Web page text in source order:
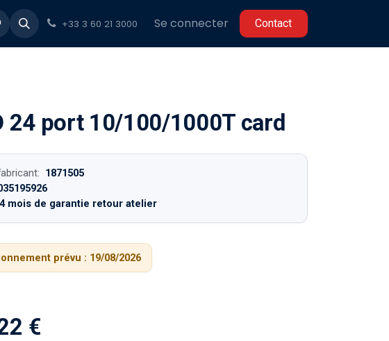
+33 3 60 21 3000 Se connecter C​​ontact
24 port 10/100/1000T card
1871505
mois de garantie retour atelier
prévu : 19/08/2026
€